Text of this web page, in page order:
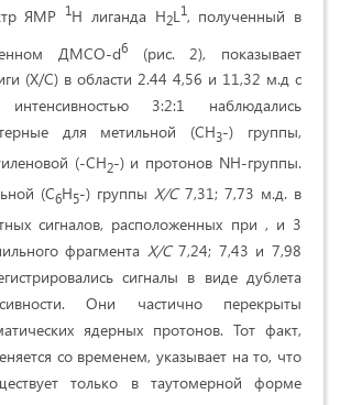
ЯМР 1H лиганда H2L 1, полученный в
ДМСО-d6(рис. 2), показывает
(Х/С) в области 2.44 4,56 и 11,32 м.д с
интенсивностью 3:2:1 наблюдались
для метильной (СН3-) группы,
(-СН2-) и протонов NH-группы.
(C6H5-) группы Х/С7,31; 7,73 м.д. в
сигналов, расположенных при , и 3
фрагмента Х/С7,24; 7,43 и 7,98
сигналы в виде дублета
Они частично перекрыты
ядерных протонов. Тот факт,
со временем, указывает на то, что
только в таутомерной форме